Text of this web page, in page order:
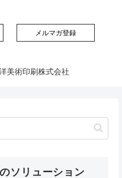
メルマガ登録
美術印刷株式会社
ソリューション